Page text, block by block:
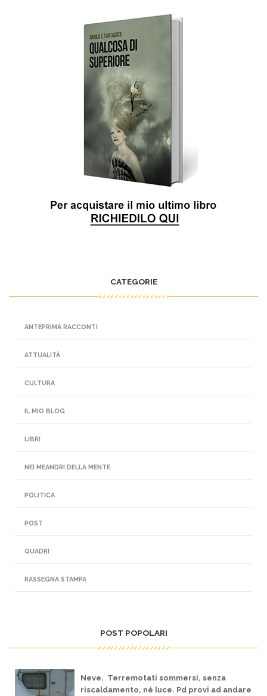
CATEGORIE
ANTEPRIMA RACCONTI
ATTUALITÀ
CULTURA
IL MIO BLOG
LIBRI
NEI MEANDRI DELLA MENTE
POLITICA
POST
QUADRI
RASSEGNA STAMPA
POST POPOLARI
Neve. Terremotati sommersi, senza
riscaldamento, né luce. Pd provi ad andare